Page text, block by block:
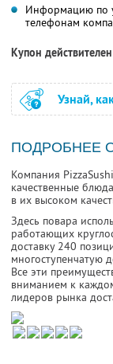
Информацию по
телефонам
Купон
Узнай,
ПОДРОБНЕЕ
Компания
качественные
в их высоком
Здесь повара
работающих
доставку 240
многоступенчатую
Все эти
вниманием к
лидеров рынка